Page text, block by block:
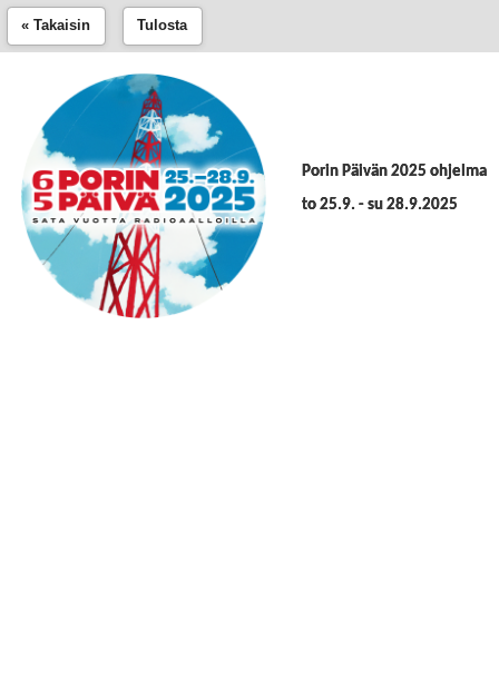
« Takaisin Tulosta
Porin Päivän 2025 ohjelma
to 25.9. - su 28.9.2025